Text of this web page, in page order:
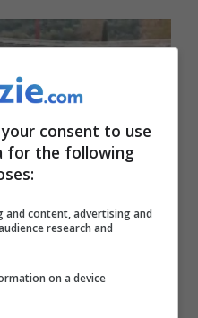
(foto Notizie.com)
consent to use
for the following
and content, advertising and
research and
on a device